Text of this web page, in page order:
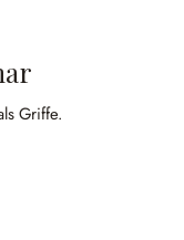
Griffe.